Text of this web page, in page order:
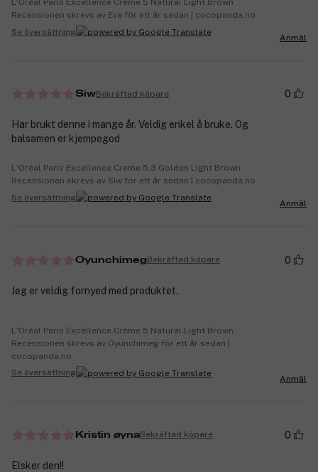
L'Oréal Paris Excellence Crème 5 Natural Light Brown
Recensionen skrevs av Eva för ett år sedan | cocopanda.no
Se översättning
Anmäl
SiwBekräftad köpare 0
Har brukt denne i mange år. Veldig enkel å bruke. Og
balsamen er kjempegod
L'Oréal Paris Excellence Creme 5.3 Golden Light Brown
Recensionen skrevs av Siw för ett år sedan | cocopanda.no
Se översättning
Anmäl
OyunchimegBekräftad köpare 0
Jeg er veldig fornyed med produktet.
L'Oréal Paris Excellence Crème 5 Natural Light Brown
Recensionen skrevs av Oyunchimeg för ett år sedan |
cocopanda.no
Se översättning
Anmäl
Kristin øynaBekräftad köpare 0
Elsker den!!